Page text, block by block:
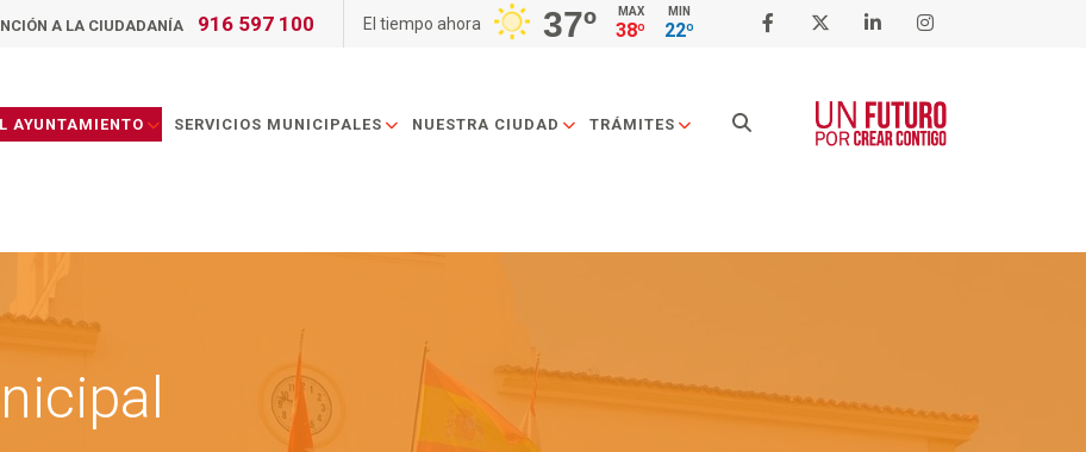
A LA CIUDADANÍA 916 597 100 El tiempo ahora 37º MAX
38º
MIN
22º
AYUNTAMIENTO SERVICIOS MUNICIPALES NUESTRA CIUDAD TRÁMITES